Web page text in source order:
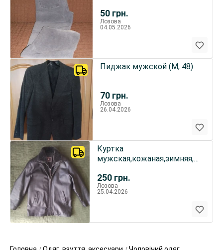
50 грн.
Лозова
04.05.2026
70 грн.
Пиджак мужской (М, 48)
Лозова
26.04.2026
250 грн.
Куртка
мужская,кожаная,зимняя,б/
Лозова
25.04.2026